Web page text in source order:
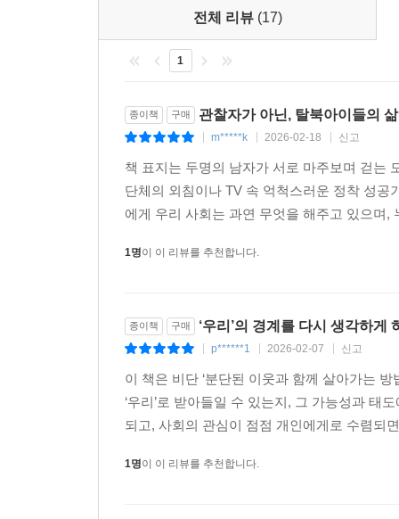
전체 리뷰 (17)
1
종이책 구매 관찰자가 아닌, 탈북아이들의
m*****k 2026-02-18 신고
책 표지는 두명의 남자가 서로 마주보며 걷는
단체의 외침이나 TV 속 억척스러운 정착 성
에게 우리 사회는 과연 무엇을 해주고 있으며
1명이 이 리뷰를 추천합니다.
종이책 구매 ‘우리’의 경계를 다시 생각하게
p******1 2026-02-07 신고
이 책은 비단 ‘분단된 이웃과 함께 살아가는
‘우리’로 받아들일 수 있는지, 그 가능성과 태
되고, 사회의 관심이 점점 개인에게로 수렴되
1명이 이 리뷰를 추천합니다.